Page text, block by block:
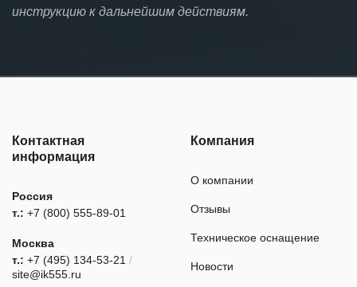
инструкцию к дальнейшим действиям.
Контактная
информация
Россия
т.: +7 (800) 555-89-01
Москва
т.: +7 (495) 134-53-21 /
site@ik555.ru
Компания
О компании
Отзывы
Техническое оснащение
Новости